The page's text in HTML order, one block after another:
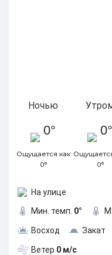
Ночью
0°
Ощущается как
0°
0°
0°
На улице
Мин. темп. 0°
Восход Закат
Ветер 0 м/с